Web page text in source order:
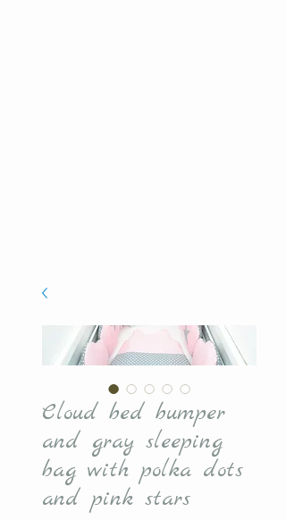
Cloud bed bumper
and gray sleeping
bag with polka dots
and pink stars